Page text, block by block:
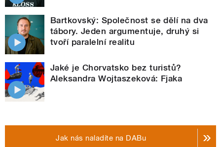
Bartkovský: Společnost se dělí na dva
tábory. Jeden argumentuje, druhý si
tvoří paralelní realitu
Jaké je Chorvatsko bez turistů?
Aleksandra Wojtaszeková: Fjaka
Jak nás naladíte na DABu